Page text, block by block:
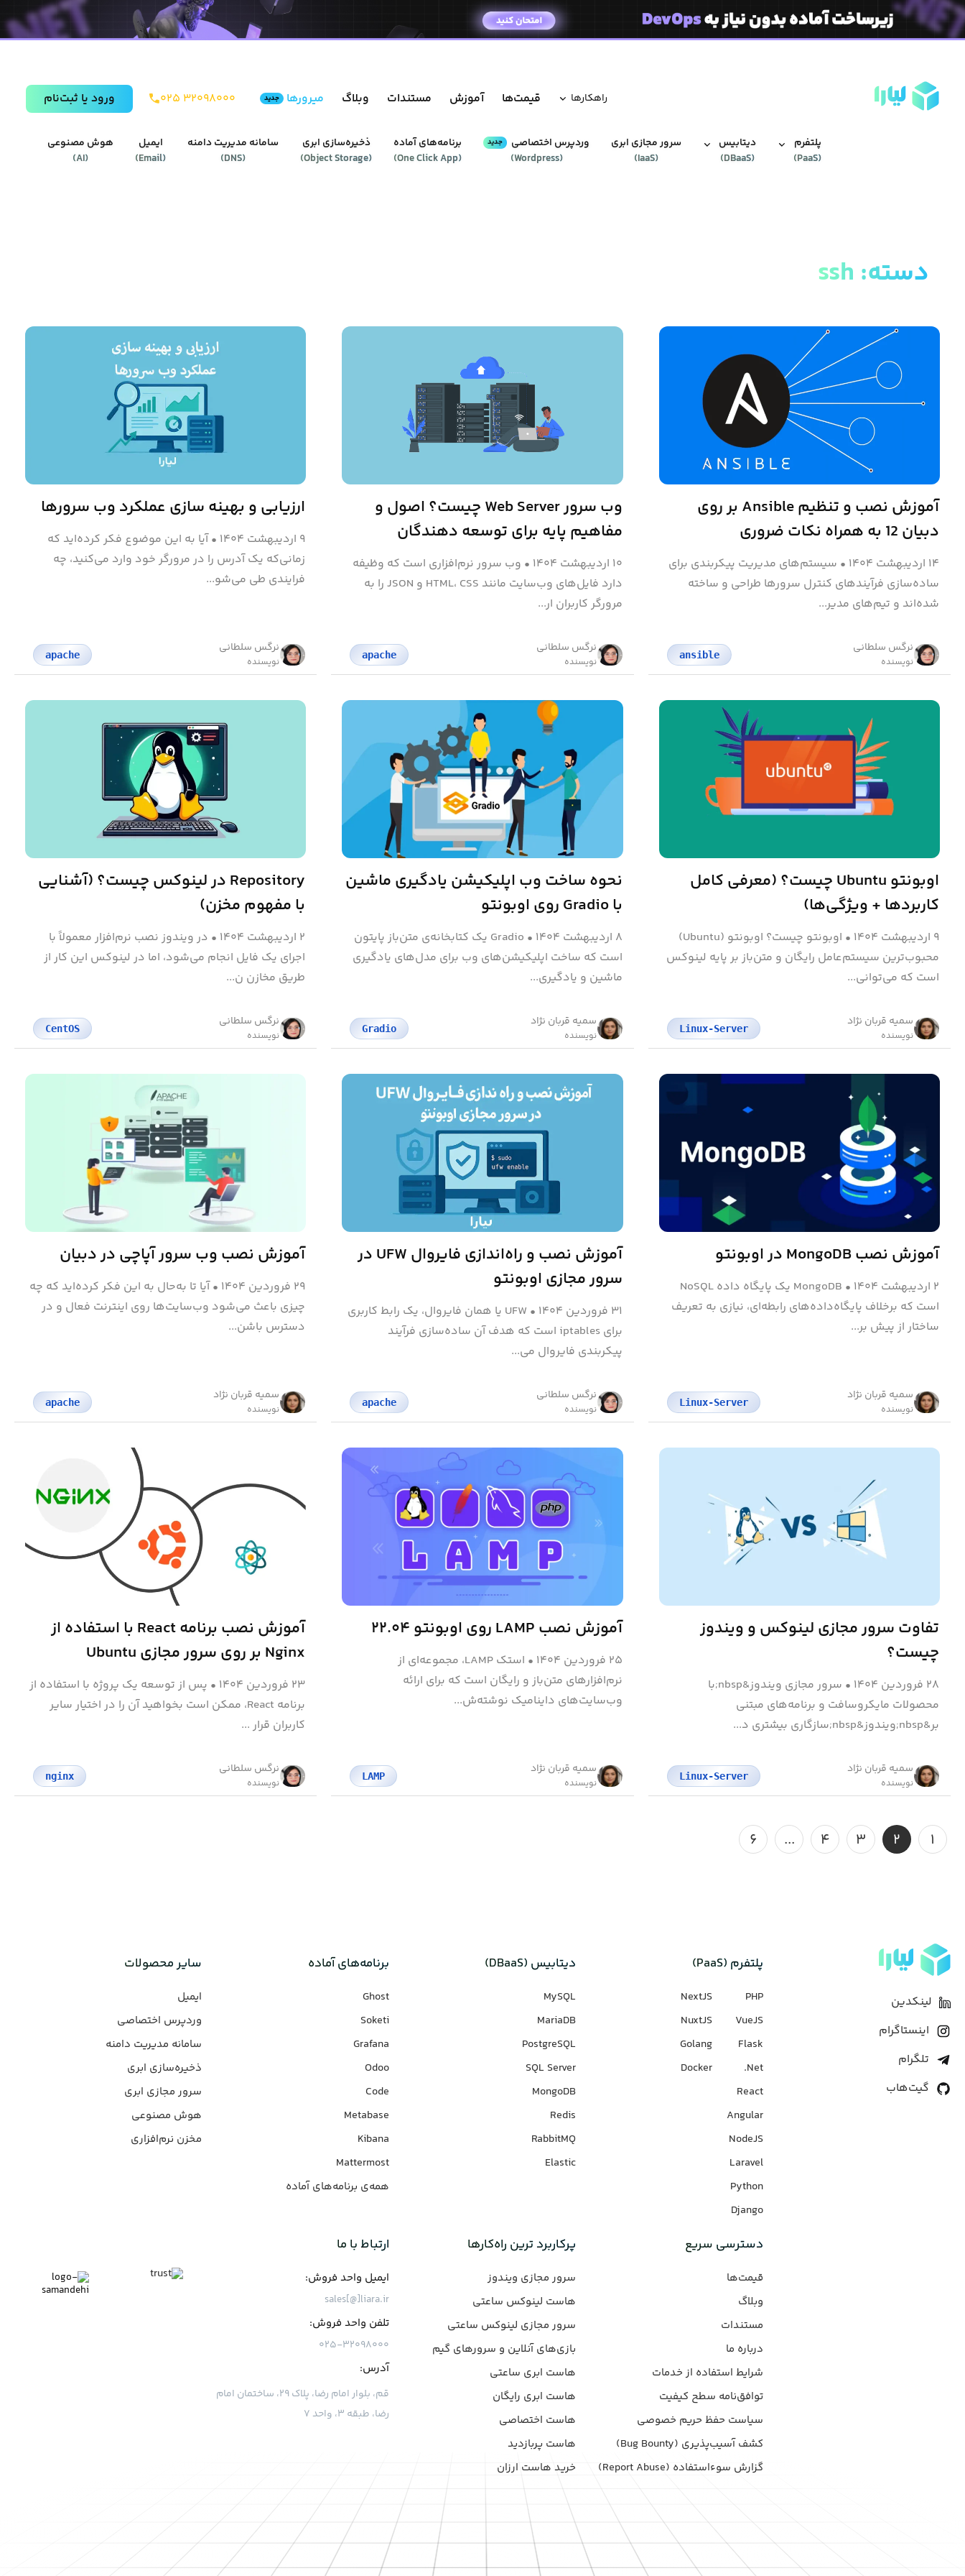
راهکار‌ها قیمت‌ها آموزش مستندات وبلاگ میرورها جدید ۰۲۵ ۳۲۰۹۸۰۰۰ ورود يا ثبت‌نام
هوش مصنوعی
(
AI
)
ایمیل
(
Email
)
سامانه مدیریت دامنه
(
DNS
)
ذخیره‌سازی ابری
(
Object Storage
)
برنامه‌های آماده
(
One Click App
)
وردپرس‌ اختصاصی جدید
(
Wordpress
)
سرور مجازی ابری
(
IaaS
)
دیتابیس‌
(
DBaaS
)
پلتفرم
(
PaaS
)
دسته:
ssh
آموزش نصب و تنظیم Ansible بر روی
دبیان 12 به همراه نکات ضروری
۱۴ اردیبهشت ۱۴۰۴ • سیستم‌های مدیریت پیکربندی برای
ساده‌سازی فرآیندهای کنترل سرورها طراحی و ساخته
شده‌اند و تیم‌های مدیر...
نرگس سلطانی
نویسنده
ansible
وب سرور Web Server چیست؟ اصول و
مفاهیم پایه‌ برای توسعه دهندگان
۱۰ اردیبهشت ۱۴۰۴ • وب سرور نرم‌افزاری است که وظیفه
دارد فایل‌های وب‌سایت مانند HTML، CSS و JSON را به
مرورگر کاربران ار...
نرگس سلطانی
نویسنده
apache
ارزیابی و بهینه‌ سازی عملکرد وب سرورها
۹ اردیبهشت ۱۴۰۴ •آیا به این موضوع فکر کرده‌اید که
زمانی‌که یک آدرس را در مرورگر خود وارد می‌کنید، چه
فرایندی طی می‌شو...
نرگس سلطانی
نویسنده
apache
اوبونتو Ubuntu چیست؟ (معرفی کامل
کاربردها + ویژگی‌ها)
۹ اردیبهشت ۱۴۰۴ •
اوبونتو چیست؟ اوبونتو (Ubuntu)
محبوب‌ترین سیستم‌عامل رایگان و متن‌باز بر پایه لینوکس
است که می‌توانی...
سمیه قربان نژاد
نویسنده
Linux-Server
نحوه ساخت وب اپلیکیشن یادگیری ماشین
با Gradio روی اوبونتو
۸ اردیبهشت ۱۴۰۴ •
Gradio یک کتابخانه‌ی متن‌باز پایتون
است که ساخت اپلیکیشن‌های وب برای مدل‌های یادگیری
ماشین و یادگیری...
سمیه قربان نژاد
نویسنده
Gradio
Repository در لینوکس چیست؟ (آشنایی
با مفهوم مخزن)
۲ اردیبهشت ۱۴۰۴ • در ویندوز نصب نرم‌افزار معمولاً با
اجرای یک فایل انجام می‌شود، اما در لینوکس این کار از
طریق مخازن ن...
نرگس سلطانی
نویسنده
CentOS
آموزش نصب MongoDB در اوبونتو
۲ اردیبهشت ۱۴۰۴ •
MongoDB یک پایگاه داده NoSQL
است که برخلاف پایگاه‌داده‌های رابطه‌ای، نیازی به تعریف
ساختار از پیش بر...
سمیه قربان نژاد
نویسنده
Linux-Server
آموزش نصب و راه‌اندازی فایروال UFW در
سرور مجازی اوبونتو
۳۱ فروردین ۱۴۰۴ •
UFW یا همان فایروال، یک رابط کاربری
برای iptables است که هدف آن ساده‌سازی فرآیند
پیکربندی فایروال می...
نرگس سلطانی
نویسنده
apache
آموزش نصب وب سرور آپاچی در دبیان
۲۹ فروردین ۱۴۰۴ •آیا تا به‌حال به این فکر کرده‌اید که چه
چیزی باعث می‌شود وب‌سایت‌ها روی اینترنت فعال و در
دسترس باشن...
سمیه قربان نژاد
نویسنده
apache
تفاوت سرور مجازی لینوکس و ویندوز
چیست؟
۲۸ فروردین ۱۴۰۴ •
سرور مجازی ویندوز&nbsp;با
محصولات مایکروسافت و برنامه‌های مبتنی
بر&nbsp;ویندوز&nbsp;سازگاری بیشتری د...
سمیه قربان نژاد
نویسنده
Linux-Server
آموزش نصب LAMP روی اوبونتو ۲۲.۰۴
۲۵ فروردین ۱۴۰۴ •
استک LAMP، مجموعه‌ای از
نرم‌افزارهای متن‌باز و رایگان است که برای ارائه
وب‌سایت‌های داینامیک نوشته‌ش...
سمیه قربان نژاد
نویسنده
LAMP
آموزش نصب برنامه React با استفاده از
Nginx بر روی سرور مجازی Ubuntu
۲۳ فروردین ۱۴۰۴ • پس از توسعه یک پروژه با استفاده از
برنامه React، ممکن است بخواهید آن را در اختیار سایر
کاربران قرار ...
نرگس سلطانی
نویسنده
nginx
۱ ۲ ۳ ۴ ... ۶
لینکدین
اینستاگرام
تلگرام
گیت‌هاب
پلتفرم (PaaS)
PHP
VueJS
Flask
Net.
React
Angular
NodeJS
Laravel
Python
Django
NextJS
NuxtJS
Golang
Docker
دیتابیس‌ (DBaaS)
MySQL
MariaDB
PostgreSQL
SQL Server
MongoDB
Redis
RabbitMQ
Elastic
برنامه‌های‌ آماده
Ghost
Soketi
Grafana
Odoo
Code
Metabase
Kibana
Mattermost
همه‌ی برنامه‌های آماده
سایر محصولات
ایمیل
وردپرس‌ اختصاصی
سامانه مدیریت دامنه
ذخیره‌سازی ابری
سرور مجازی ابری
هوش مصنوعی
مخزن نرم‌افزاری
دسترسی سریع
قیمت‌ها
وبلاگ
مستندات
درباره ما
شرایط استفاده از خدمات
توافق‌نامه سطح کیفیت
سیاست حفظ حریم خصوصی
کشف آسیب‌پذیری (Bug Bounty)
گزارش سوءاستفاده (Report Abuse)
پرکاربرد ترین راه‌کارها
سرور مجازی ویندوز
هاست لینوکس ساعتی
سرور مجازی لینوکس ساعتی
بازی‌های آنلاین و سرورهای گیم
هاست ابری ساعتی
هاست ابری رایگان
هاست اختصاصی
هاست پربازدید
خرید هاست ارزان
ارتباط با ما
ایمیل واحد فروش:
sales[@]liara.ir
تلفن واحد فروش:
۰۲۵-۳۲۰۹۸۰۰۰
آدرس:
قم، بلوار امام رضا، پلاک ۲۹، ساختمان امام
رضا، طبقه ۳، واحد ۷